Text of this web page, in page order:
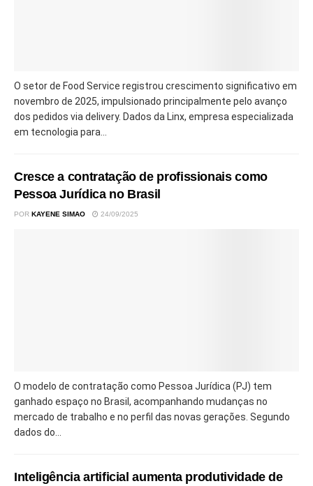
O setor de Food Service registrou crescimento significativo em
novembro de 2025, impulsionado principalmente pelo avanço
dos pedidos via delivery. Dados da Linx, empresa especializada
em tecnologia para...
Cresce a contratação de profissionais como
Pessoa Jurídica no Brasil
POR KAYENE SIMAO 24/09/2025
O modelo de contratação como Pessoa Jurídica (PJ) tem
ganhado espaço no Brasil, acompanhando mudanças no
mercado de trabalho e no perfil das novas gerações. Segundo
dados do...
Inteligência artificial aumenta produtividade de